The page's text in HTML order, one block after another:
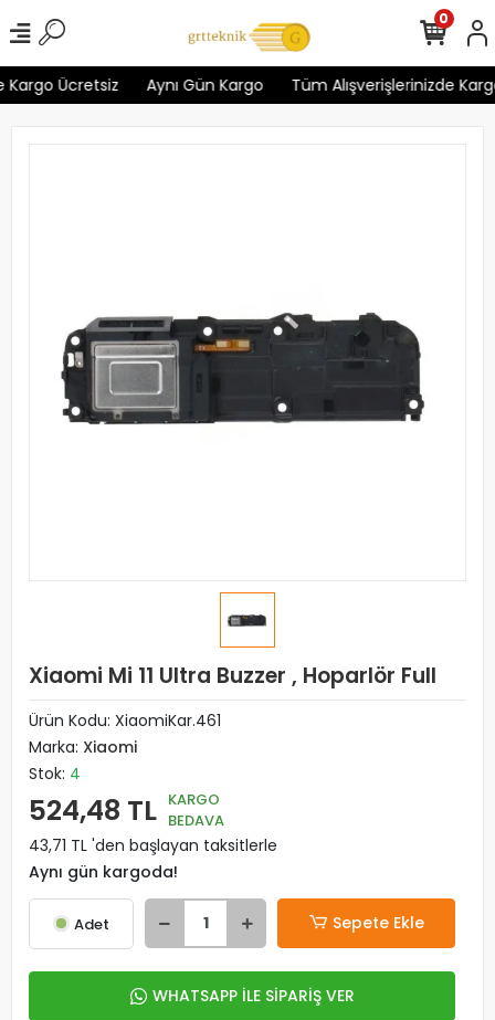
Ücretsiz Aynı Gün Kargo Tüm Alışverişlerinizde
0
Xiaomi Mi 11 Ultra Buzzer , Hoparlör Full
Ürün Kodu: XiaomiKar.461
Marka: Xiaomi
Stok: 4
524,48 TL KARGO
BEDAVA
43,71 TL 'den başlayan taksitlerle
Aynı gün kargoda!
Adet Sepete Ekle
WHATSAPP İLE SİPARİŞ VER